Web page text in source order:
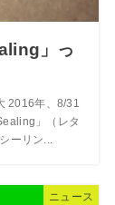
」っ
2016年、8/31
」（レタ
ーリン...
ニュース